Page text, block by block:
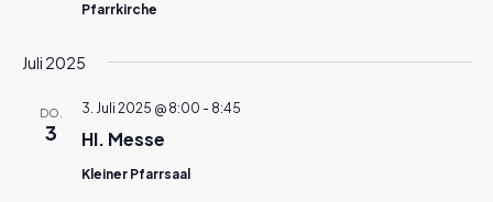
Pfarrkirche
Juli 2025
DO.
3 Hl. Messe
3. Juli 2025 @ 8:00 - 8:45
Kleiner Pfarrsaal